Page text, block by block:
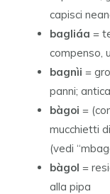
capisci
bagliáa =
compenso,
bagnìi =
panni;
bàgoi =
mucchietti
(vedi
bàgol =
alla pipa